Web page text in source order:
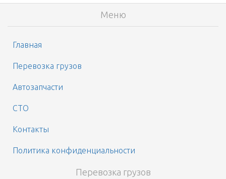
Меню
Главная
Перевозка грузов
Автозапчасти
СТО
Контакты
Политика конфиденциальности
Перевозка грузов